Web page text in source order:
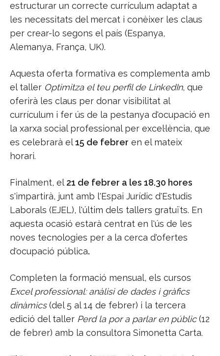
estructurar un correcte currículum adaptat a
les necessitats del mercat i conèixer les claus
per crear-lo segons el país (Espanya,
Alemanya, França, UK).
Aquesta oferta formativa es complementa amb
el taller Optimitza el teu perfil de LinkedIn, que
oferirà les claus per donar visibilitat al
currículum i fer ús de la pestanya d'ocupació en
la xarxa social professional per excel·lència, que
es celebrarà el15 de febrer en el mateix
horari.
Finalment, el21 de febrer a les 18.30 hores
s'impartirà, junt amb l'Espai Jurídic d'Estudis
Laborals (EJEL), l'últim dels tallers gratuïts. En
aquesta ocasió estarà centrat en l'ús de les
noves tecnologies per a la cerca d'ofertes
d'ocupació pública.
Completen la formació mensual, els cursos
Excel professional: anàlisi de dades i gràfics
dinàmics(del 5 al 14 de febrer) i la tercera
edició del taller Perd la por a parlar en públic(12
de febrer) amb la consultora Simonetta Carta.